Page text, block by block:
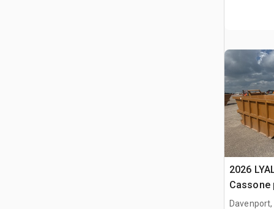
2026
Cassone
(Unused)
Davenport,